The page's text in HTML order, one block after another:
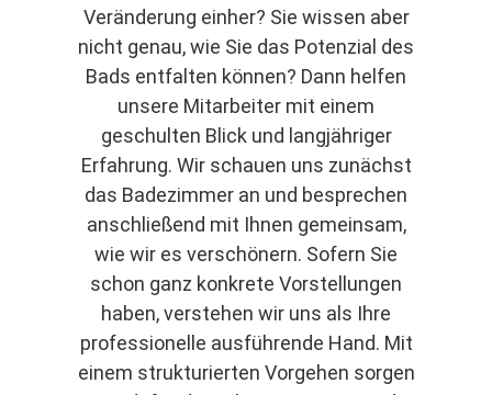
Veränderung einher? Sie wissen aber
nicht genau, wie Sie das Potenzial des
Bads entfalten können? Dann helfen
unsere Mitarbeiter mit einem
geschulten Blick und langjähriger
Erfahrung. Wir schauen uns zunächst
das Badezimmer an und besprechen
anschließend mit Ihnen gemeinsam,
wie wir es verschönern. Sofern Sie
schon ganz konkrete Vorstellungen
haben, verstehen wir uns als Ihre
professionelle ausführende Hand. Mit
einem strukturierten Vorgehen sorgen